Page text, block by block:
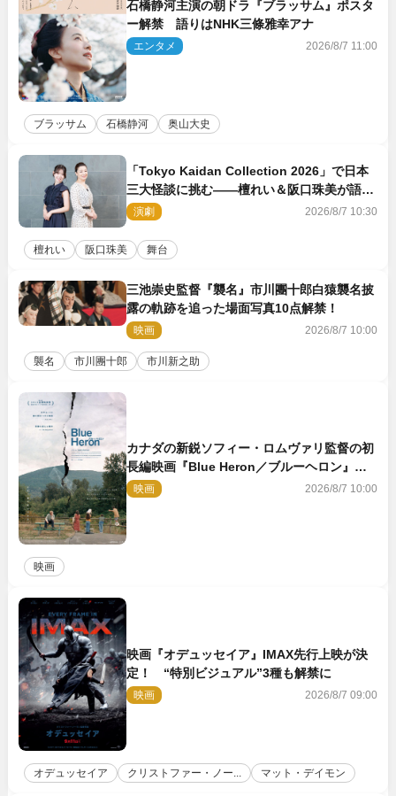
石橋静河主演の朝ドラ『ブラッサム』ポスタ
ー解禁 語りはNHK三條雅幸アナ
エンタメ 2026/8/7 11:00
ブラッサム 石橋静河 奥山大史
「Tokyo Kaidan Collection 2026」で日本
三大怪談に挑む――檀れい＆阪口珠美が語る
「牡丹灯籠」の新たな魅力
演劇 2026/8/7 10:30
檀れい 阪口珠美 舞台
三池崇史監督『襲名』市川團十郎白猿襲名披
露の軌跡を追った場面写真10点解禁！
映画 2026/8/7 10:00
襲名 市川團十郎 市川新之助
カナダの新鋭ソフィー・ロムヴァリ監督の初
長編映画『Blue Heron／ブルーヘロン』
10.23公開
映画 2026/8/7 10:00
映画
映画『オデュッセイア』IMAX先行上映が決
定！ “特別ビジュアル”3種も解禁に
映画 2026/8/7 09:00
オデュッセイア クリストファー・ノー... マット・デイモン